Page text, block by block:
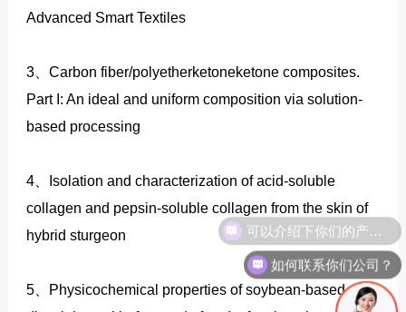
Advanced Smart Textiles
3、Carbon fiber/polyetherketoneketone composites.
Part I: An ideal and uniform composition via solution‐
based processing
4、Isolation and characterization of acid-soluble
collagen and pepsin-soluble collagen from the skin of
hybrid sturgeon
5、Physicochemical properties of soybean-based
如何联系你们公司？